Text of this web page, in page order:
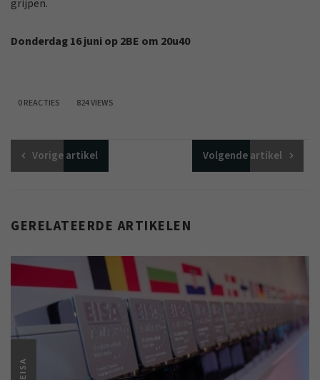
grijpen.
Donderdag 16 juni op 2BE om 20u40
0 REACTIES 824 VIEWS
Vorigeartikel Volgendeartikel
GERELATEERDE ARTIKELEN
EISA